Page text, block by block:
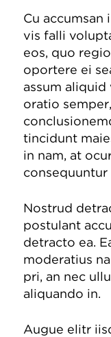
Cu accumsan
vis falli
eos, quo
oportere ei
assum
oratio
tincidunt
in nam, at
consequuntur
Nostrud
postulant
detracto ea.
moderatius
pri, an nec
aliquando in.
Augue elitr